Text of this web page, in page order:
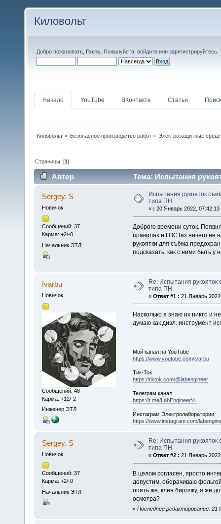
Киловольт
Добро пожаловать, Гость . Пожалуйста, войдите или зарегистрируйтесь
Начало YouTube ВКонтакте Статьи Поиск
Киловольт » Безопасное производство работ» Электрозащитные
Страницы: [1]
Автор Тема: Испытания
Sergey. S
Новичок
Сообщений: 37
Карма: +2/-0
Начальник ЭТЛ
Испытания рукояток
типа ПН
« : 20 Январь 2022, 07:42:13
Доброго времени суток.
правилах и ГОСТах ничего не
рукоятки для съёма
подсказать, как с ними быть у
Ivarbu
Новичок
Сообщений: 48
Карма: +12/-2
Инженер ЭТЛ
Re: Испытания
типа ПН
« Ответ #1 : 21 Январь
Насколько я знаю их никто и
думаю как диэл. инструмент
Мой канал на YouTube
https://www.youtube.com/ivarbu
Тик-Ток
https://tiktok.com/@labengineer
Телеграм канал
https://t.me/LabEngineerVL
Инстаграм Электролаборатории
https://www.instagram.com/
Sergey. S
Новичок
Сообщений: 37
Карма: +2/-0
Начальник ЭТЛ
Re: Испытания
типа ПН
« Ответ #2 : 21 Январь
В целом согласен, просто
допустим, оборачиваю
опять же, клея бирочку, я же
осмотра?
« Последнее редактирование: 21